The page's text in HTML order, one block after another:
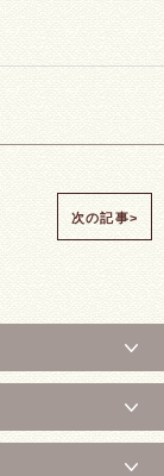
次の記事>